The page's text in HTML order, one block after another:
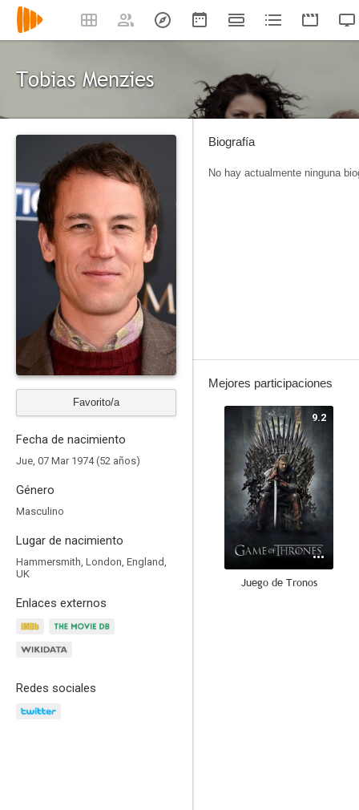
Tobias Menzies
Favorito/a
Fecha de nacimiento
Jue, 07 Mar 1974 (52 años)
Género
Masculino
Lugar de nacimiento
Hammersmith, London, England,
UK
Enlaces externos
Redes sociales
Biografía
No hay actualmente ninguna
Mejores participaciones
9.2
Juego de Tronos